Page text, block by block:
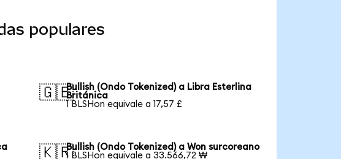
populares
🇬🇧Bullish (Ondo Tokenized) a Libra Esterlina
Británica
1 BLSHon equivale a 17,57 £
🇰🇷Bullish (Ondo Tokenized) a Won surcoreano
1 BLSHon equivale a 33.566,72 ₩